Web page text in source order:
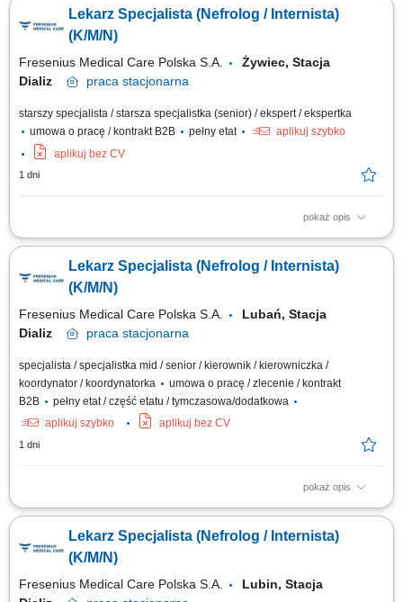
szczególności: udział w przygotowaniu kontroli, w tym: współuczestnictwo
w dokonywaniu analizy przedkontrolnej (zgromadzenie materiałów i
Lekarz Specjalista (Nefrolog / Internista)
(K/M/N)
Fresenius Medical Care Polska S.A.
Żywiec, Stacja
Dializ
praca stacjonarna
starszy specjalista / starsza specjalistka (senior) / ekspert / ekspertka
umowa o pracę / kontrakt B2B
pełny etat
aplikuj szybko
aplikuj bez CV
1 dni
pokaż opis
Opis stanowiska: Kompleksowa opieka nad pacjentami z chorobami
schyłkową niewydolność nerek, aż po monitorowanie powikłań
narządowych; Nadzorowanie indywidualnych planów leczenia,
Lekarz Specjalista (Nefrolog / Internista)
(K/M/N)
Fresenius Medical Care Polska S.A.
Lubań, Stacja
Dializ
praca stacjonarna
specjalista / specjalistka mid / senior / kierownik / kierowniczka /
koordynator / koordynatorka
umowa o pracę / zlecenie / kontrakt
B2B
pełny etat / część etatu / tymczasowa/dodatkowa
aplikuj szybko
aplikuj bez CV
1 dni
pokaż opis
Do Twoich obowiązków będzie należeć: Podejmowanie działań
zdrowotnych u pacjentów dializowanych. Prowadzenie działań
diagnostycznych, a w szczególności planowanie działań
Lekarz Specjalista (Nefrolog / Internista)
(K/M/N)
Fresenius Medical Care Polska S.A.
Lubin, Stacja